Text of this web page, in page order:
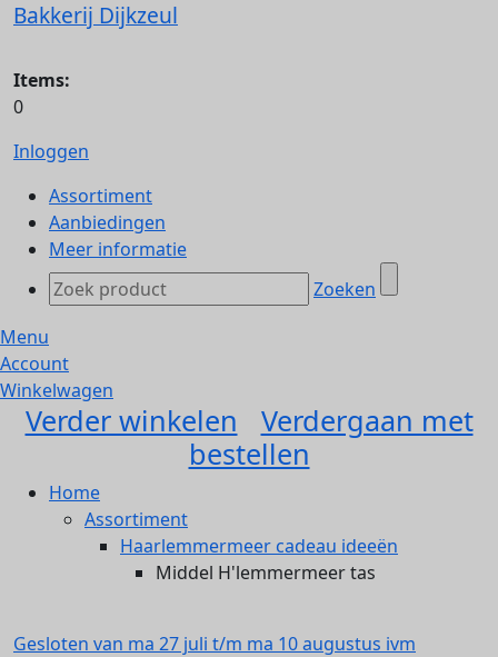
Bakkerij Dijkzeul
Items:
0
Inloggen
Assortiment
Aanbiedingen
Meer informatie
Zoeken
Menu
Account
Winkelwagen
Verder winkelen
Verdergaan met
bestellen
Home
Assortiment
Haarlemmermeer cadeau ideeën
Middel H'lemmermeer tas
Gesloten van ma 27 juli t/m ma 10 augustus ivm